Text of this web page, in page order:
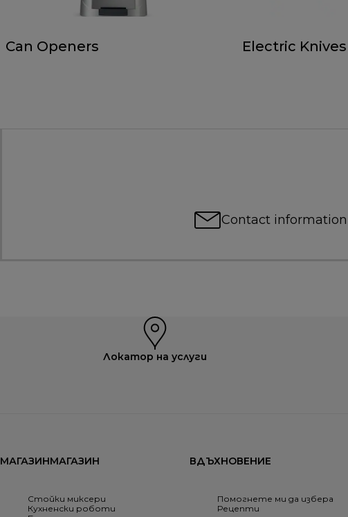
Can Openers Electric Knives
Contact information
Локатор на услуги
МАГАЗИНМАГАЗИН
Стойки миксери
Кухненски роботи
ВДЪХНОВЕНИЕ
Помогнете ми да избера
Рецепти